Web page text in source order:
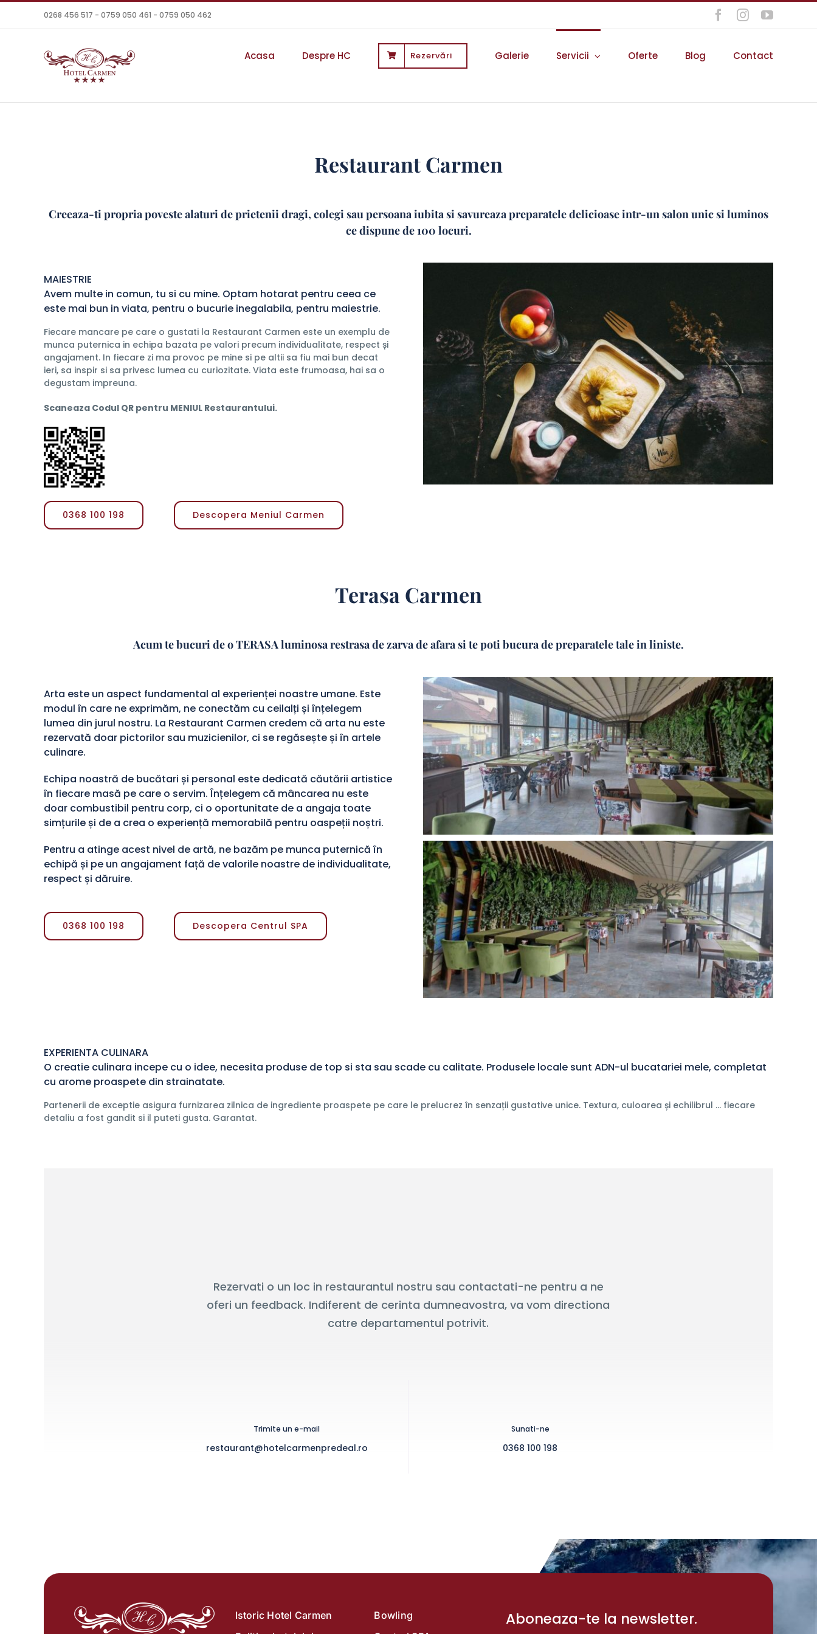
Skip
content
0268 456 517 - 0759 050 461 - 0759 050 462 Facebook
InstagramYouTube
Acasa Despre HC Rezervări Galerie Servicii Oferte Blog Contact
Restaurant Carmen
Creeaza-ti propria poveste alaturi de prietenii dragi, colegi sau persoana iubita si savureaza preparatele delicioase intr-un salon unic si luminos
ce dispune de 100 locuri.
MAIESTRIE
Avem multe in comun, tu si cu mine. Optam hotarat pentru ceea ce
este mai bun in viata, pentru o bucurie inegalabila, pentru maiestrie.
Fiecare mancare pe care o gustati la Restaurant Carmen este un exemplu de
munca puternica in echipa bazata pe valori precum individualitate, respect și
angajament. In fiecare zi ma provoc pe mine si pe altii sa fiu mai bun decat
ieri, sa inspir si sa privesc lumea cu curiozitate. Viata este frumoasa, hai sa o
degustam impreuna.
Scaneaza Codul QR pentru MENIUL Restaurantului.
0368 100 198 Descopera Meniul Carmen
Terasa Carmen
Acum te bucuri de o TERASA luminosa restrasa de zarva de afara si te poti bucura de preparatele tale in liniste.
Arta este un aspect fundamental al experienței noastre umane. Este
modul în care ne exprimăm, ne conectăm cu ceilalți și înțelegem
lumea din jurul nostru. La Restaurant Carmen credem că arta nu este
rezervată doar pictorilor sau muzicienilor, ci se regăsește și în artele
culinare.
Echipa noastră de bucătari și personal este dedicată căutării artistice
în fiecare masă pe care o servim. Înțelegem că mâncarea nu este
doar combustibil pentru corp, ci o oportunitate de a angaja toate
simțurile și de a crea o experiență memorabilă pentru oaspeții noștri.
Pentru a atinge acest nivel de artă, ne bazăm pe munca puternică în
echipă și pe un angajament față de valorile noastre de individualitate,
respect și dăruire.
0368 100 198 Descopera Centrul SPA
EXPERIENTA CULINARA
O creatie culinara incepe cu o idee, necesita produse de top si sta sau scade cu calitate. Produsele locale sunt ADN-ul bucatariei mele, completat
cu arome proaspete din strainatate.
Partenerii de exceptie asigura furnizarea zilnica de ingrediente proaspete pe care le prelucrez în senzații gustative unice. Textura, culoarea și echilibrul … fiecare
detaliu a fost gandit si il puteti gusta. Garantat.
Rezervati o un loc in restaurantul nostru sau contactati-ne pentru a ne
oferi un feedback. Indiferent de cerinta dumneavostra, va vom directiona
catre departamentul potrivit.
Trimite un e-mail
restaurant@hotelcarmenpredeal.ro
Sunati-ne
0368 100 198
Istoric Hotel Carmen
Bowling
Aboneaza-te la newsletter.